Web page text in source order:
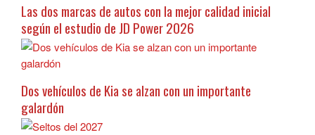
Las dos marcas de autos con la mejor calidad inicial
según el estudio de JD Power 2026
Dos vehículos de Kia se alzan con un importante
galardón